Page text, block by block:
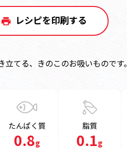
レシピを印刷する
てる、きのこのお吸いものです。
たんぱく質
0.8g
脂質
0.1g